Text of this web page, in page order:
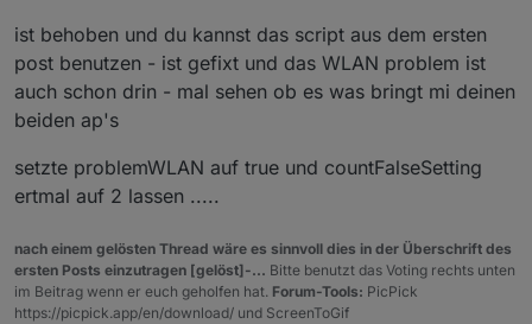
wahrscheinlich weil die Liste noch gar nicht da ist
ist behoben und du kannst das script aus dem ersten
post benutzen - ist gefixt und das WLAN problem ist
auch schon drin - mal sehen ob es was bringt mi deinen
beiden ap's
setzte problemWLAN auf true und countFalseSetting
ertmal auf 2 lassen .....
nach einem gelösten Thread wäre es sinnvoll dies in der Überschrift des
ersten Posts einzutragen [gelöst]-... Bitte benutzt das Voting rechts unten
im Beitrag wenn er euch geholfen hat. Forum-Tools: PicPick
https://picpick.app/en/download/ und ScreenToGif